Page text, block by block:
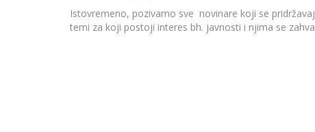
Istovremeno, pozivamo sve novinare koji se
temi za koji postoji interes bh. javnosti i njima se